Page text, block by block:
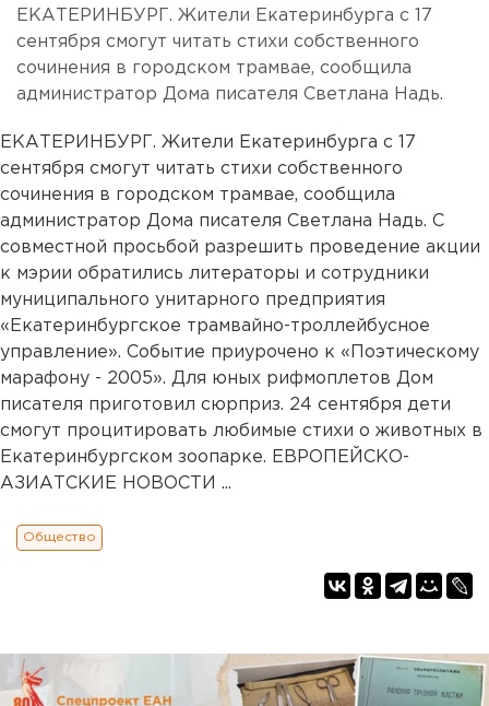
ЕКАТЕРИНБУРГ. Жители Екатеринбурга с 17
сентября смогут читать стихи собственного
сочинения в городском трамвае, сообщила
администратор Дома писателя Светлана Надь.
ЕКАТЕРИНБУРГ. Жители Екатеринбурга с 17
сентября смогут читать стихи собственного
сочинения в городском трамвае, сообщила
администратор Дома писателя Светлана Надь. С
совместной просьбой разрешить проведение акции
к мэрии обратились литераторы и сотрудники
муниципального унитарного предприятия
«Екатеринбургское трамвайно-троллейбусное
управление». Событие приурочено к «Поэтическому
марафону - 2005». Для юных рифмоплетов Дом
писателя приготовил сюрприз. 24 сентября дети
смогут процитировать любимые стихи о животных в
Екатеринбургском зоопарке. ЕВРОПЕЙСКО-
АЗИАТСКИЕ НОВОСТИ ...
Общество